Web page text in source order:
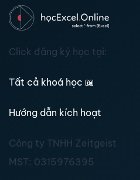
Click đăng ký học tại:
Tất cả khoá học 📖
Hướng dẫn kích hoạt
Công ty TNHH Zeitgeist
MST: 0315976395